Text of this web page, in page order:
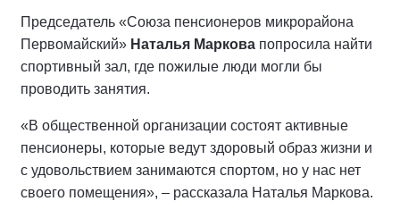
Председатель «Союза пенсионеров микрорайона
Первомайский» Наталья Маркова попросила найти
спортивный зал, где пожилые люди могли бы
проводить занятия.
«В общественной организации состоят активные
пенсионеры, которые ведут здоровый образ жизни и
с удовольствием занимаются спортом, но у нас нет
своего помещения», – рассказала Наталья Маркова.